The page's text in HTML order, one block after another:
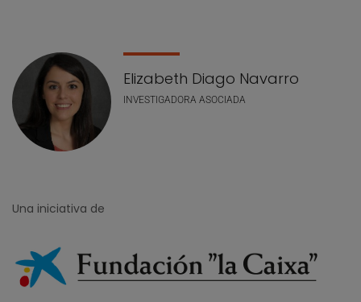
Lista de personal
Elizabeth Diago Navarro
INVESTIGADORA ASOCIADA
Una iniciativa de